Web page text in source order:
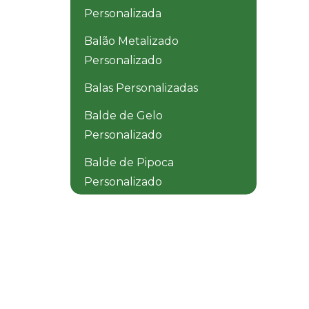
Personalizada
Balão Metalizado
Personalizado
Balas Personalizadas
Balde de Gelo
Personalizado
Balde de Pipoca
Personalizado